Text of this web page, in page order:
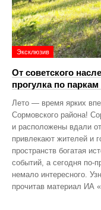
Эксклюзив
От советского
прогулка по
Лето — время ярких
Сормовского района!
и расположены вдали
привлекают жителей и
пространств богатая
событий, а сегодня
немало интересного.
прочитав материал ИА